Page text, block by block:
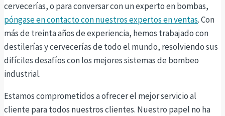
cervecerías, o para conversar con un experto en bombas,
póngase en contacto con nuestros expertos en ventas. Con
más de treinta años de experiencia, hemos trabajado con
destilerías y cervecerías de todo el mundo, resolviendo sus
difíciles desafíos con los mejores sistemas de bombeo
industrial.
Estamos comprometidos a ofrecer el mejor servicio al
cliente para todos nuestros clientes. Nuestro papel no ha